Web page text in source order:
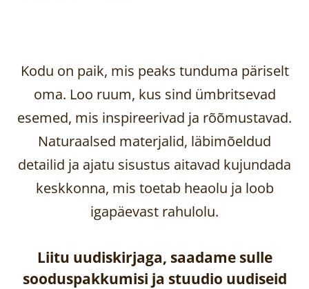
Kodu on paik, mis peaks tunduma päriselt
oma. Loo ruum, kus sind ümbritsevad
esemed, mis inspireerivad ja rõõmustavad.
Naturaalsed materjalid, läbimõeldud
detailid ja ajatu sisustus aitavad kujundada
keskkonna, mis toetab heaolu ja loob
igapäevast rahulolu.
Liitu uudiskirjaga, saadame sulle
sooduspakkumisi ja stuudio uudiseid